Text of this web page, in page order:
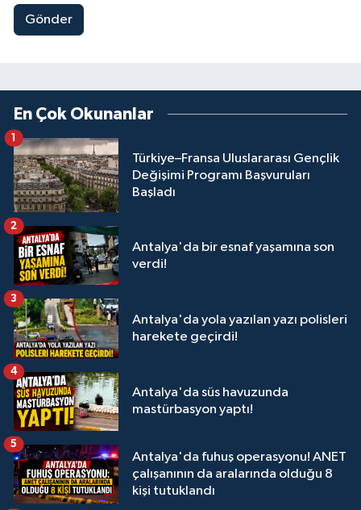
Gönder
En Çok Okunanlar
Türkiye–Fransa Uluslararası Gençlik
Değişimi Programı Başvuruları
Başladı
1
Antalya'da bir esnaf yaşamına son
verdi!
2
Antalya'da yola yazılan yazı polisleri
harekete geçirdi!
3
Antalya'da süs havuzunda
mastürbasyon yaptı!
4
Antalya'da fuhuş operasyonu! ANET
çalışanının da aralarında olduğu 8
kişi tutuklandı
5